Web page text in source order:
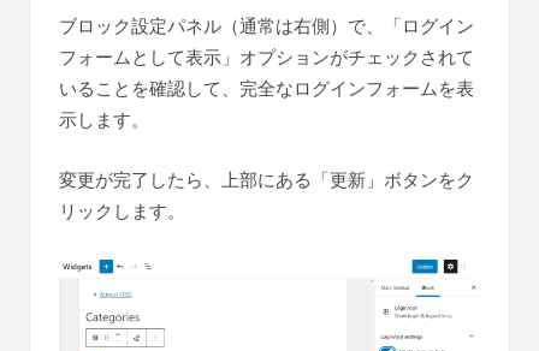
ブロック設定パネル（通常は右側）で、「ログイン
フォームとして表示」オプションがチェックされて
いることを確認して、完全なログインフォームを表
示します。
変更が完了したら、上部にある「更新」ボタンをク
リックします。